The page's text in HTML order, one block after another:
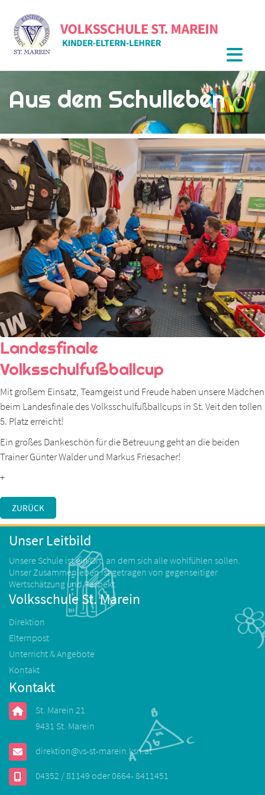
Aus dem Schulleben
Landesfinale
Volksschulfußballcup
Mit großem Einsatz, Teamgeist und Freude haben unsere Mädchen
beim Landesfinale des Volksschulfußballcups in St. Veit den tollen
5. Platz erreicht!
Ein großes Dankeschön für die Betreuung geht an die beiden
Trainer Günter Walder und Markus Friesacher!
+
ZURÜCK
Unser Leitbild
Unsere Schule ist ein Ort, an dem sich alle wohlfühlen sollen.
Unser Zusammenleben ist getragen von gegenseitiger
Wertschätzung und Respekt.
Volksschule St. Marein
Direktion
Elternpost
Unterricht & Angebote
Kontakt
Kontakt
St. Marein 21
9431 St. Marein
direktion@vs-st-marein.ksn.at
04352 / 81149 oder 0664- 8411451